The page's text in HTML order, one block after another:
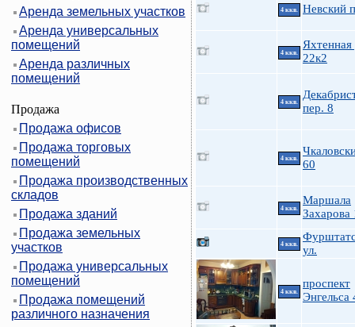
Аренда земельных участков
Аренда универсальных
помещений
Аренда различных
помещений
Продажа
Продажа офисов
Продажа торговых
помещений
Продажа производственных
складов
Продажа зданий
Продажа земельных
участков
Продажа универсальных
помещений
Продажа помещений
различного назначения
4 ккв. Невский
4 ккв.
Яхтенная
22к2
4 ккв.
пер. 8
4 ккв.
60
4 ккв.
Маршала
Захарова
4 ккв.
ул.
4 ккв.
проспект
Энгельса